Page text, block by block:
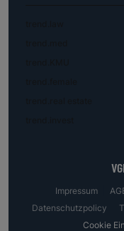
Impressum
Datenschutzpolicy
Cookie